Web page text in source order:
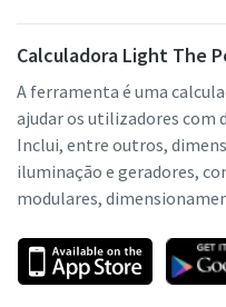
Calculadora Light The
A ferramenta é uma
ajudar os utilizadores com
Inclui, entre outros,
iluminação e geradores,
modulares,